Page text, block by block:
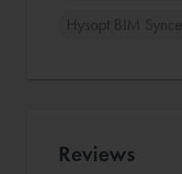
Hysopt BIM Syncer
Reviews